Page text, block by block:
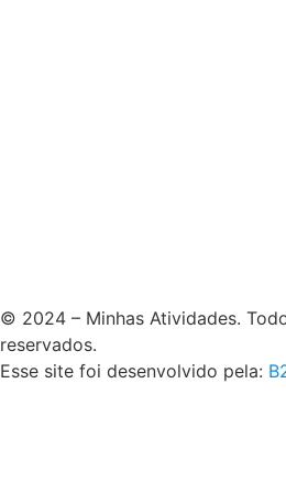
© 2024 – Minhas Atividades.
reservados.
Esse site foi desenvolvido pela: